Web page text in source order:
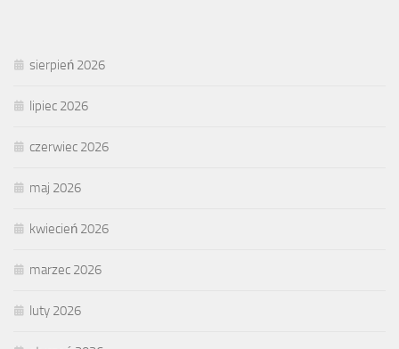
sierpień 2026
lipiec 2026
czerwiec 2026
maj 2026
kwiecień 2026
marzec 2026
luty 2026